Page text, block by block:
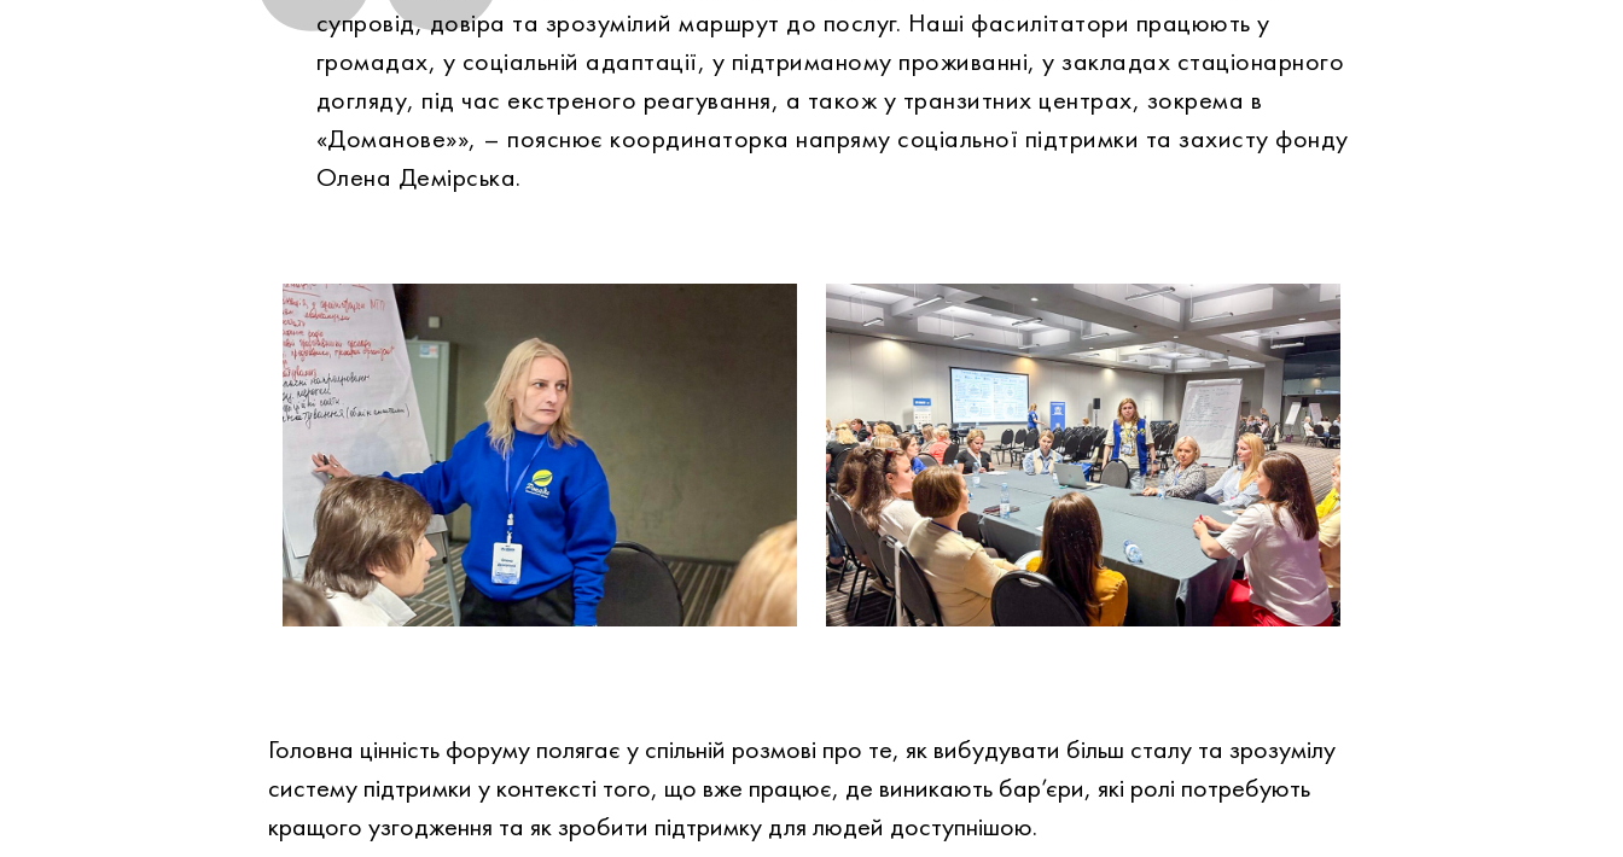
супровід, довіра та зрозумілий маршрут до послуг. Наші фасилітатори працюють у
громадах, у соціальній адаптації, у підтриманому проживанні, у закладах стаціонарного
догляду, під час екстреного реагування, а також у транзитних центрах, зокрема в
«Доманове»», – пояснює координаторка напряму соціальної підтримки та захисту фонду
Олена Демірська.
Головна цінність форуму полягає у спільній розмові про те, як вибудувати більш сталу та зрозумілу
систему підтримки у контексті того, що вже працює, де виникають бар’єри, які ролі потребують
кращого узгодження та як зробити підтримку для людей доступнішою.